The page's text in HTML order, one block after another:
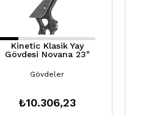
Kinetic Klasik Yay
Gövdesi Novana 23"
Gövdeler
₺10.306,23